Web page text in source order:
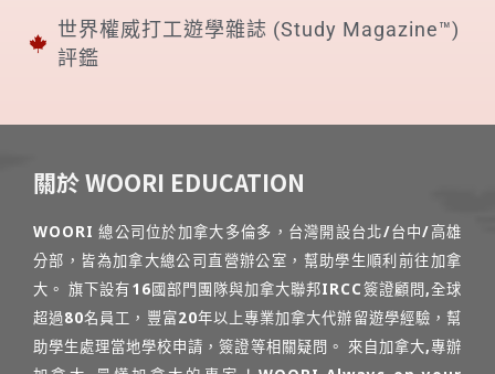
世界權威打工遊學雜誌 (Study Magazine™)
評鑑
關於 WOORI EDUCATION
WOORI 總公司位於加拿大多倫多，台灣開設台北/台中/高雄
分部，皆為加拿大總公司直營辦公室，幫助學生順利前往加拿
大。 旗下設有16國部門團隊與加拿大聯邦IRCC簽證顧問,全球
超過80名員工，豐富20年以上專業加拿大代辦留遊學經驗，幫
助學生處理當地學校申請，簽證等相關疑問。 來自加拿大,專辦